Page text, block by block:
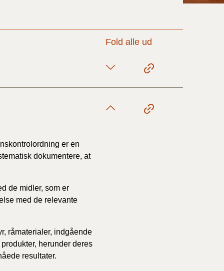
9 - 31/12
1 - 30/6
7-31/12
Fold alle ud
er en
dokumentere, at
de midler, som er
med de relevante
råmaterialer, indgående
herunder deres
resultater.